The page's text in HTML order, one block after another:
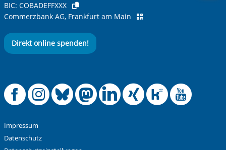
BIC: COBADEFFXXX
Commerzbank AG, Frankfurt am Main
Direkt online spenden!
Offizielle
Offizielle
Offizielle
Offizielle
Offizielle
Impressum
Datenschutz